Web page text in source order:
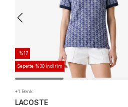
-%17
Sepette %30 İndirim
+1 Renk
LACOSTE